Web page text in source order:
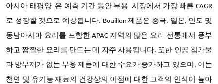
아시아 태평양 은 예측 기간 동안 부용 시장에서 가장 빠른 CAGR
로 성장할 것으로 예상됩니다. Bouillon 제품은 중국, 일본, 인도 및
동남아시아 요리를 포함한 APAC 지역의 많은 요리 전통에서 풍부
하고 짭짤한 요리를 만드는 데 자주 사용됩니다. 또한 인공 첨가물
과 방부제가 없는 부용 제품에 대한 수요가 증가하고 있으며, 이는
천연 및 유기농 재료의 건강상의 이점에 대한 고객의 인식이 높아